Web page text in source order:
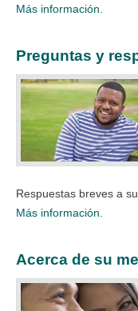
Más información.
Preguntas y
Respuestas breves a
Más información.
Acerca de su